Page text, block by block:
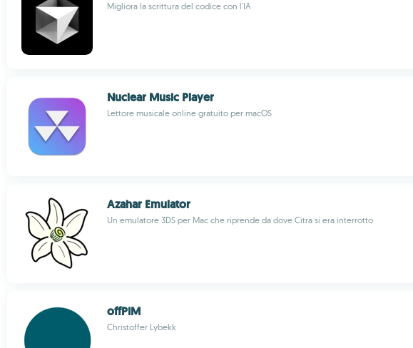
Migliora la scrittura del codice con l'IA
Nuclear Music Player
Lettore musicale online gratuito per macOS
Azahar Emulator
Un emulatore 3DS per Mac che riprende da dove Citra si era interrotto
offPIM
Christoffer Lybekk